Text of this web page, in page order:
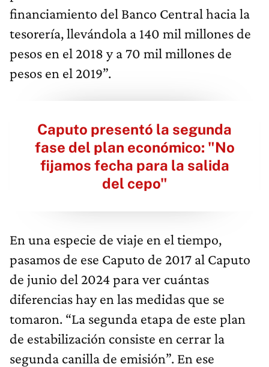
financiamiento del Banco Central hacia la
tesorería, llevándola a 140 mil millones de
pesos en el 2018 y a 70 mil millones de
pesos en el 2019”.
Caputo presentó la segunda
fase del plan económico: "No
fijamos fecha para la salida
del cepo"
En una especie de viaje en el tiempo,
pasamos de ese Caputo de 2017 al Caputo
de junio del 2024 para ver cuántas
diferencias hay en las medidas que se
tomaron. “La segunda etapa de este plan
de estabilización consiste en cerrar la
segunda canilla de emisión”. En ese